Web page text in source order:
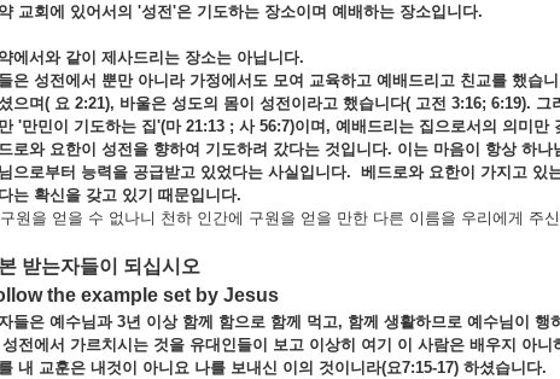
교회에 있어서의 '성전'은 기도하는 장소이며 예배하는 장소입니다.
에서와 같이 제사드리는 장소는 아닙니다.
은 성전에서 뿐만 아니라 가정에서도 모여 교육하고 예배드리고 친교를 했습
으며( 요 2:21), 바울은 성도의 몸이 성전이라고 했습니다( 고전 3:16; 6:19).
'만민이 기도하는 집'(마 21:13 ; 사 56:7)이며, 예배드리는 집으로서의 의미만
로와 요한이 성전을 향하여 기도하려 갔다는 것입니다. 이는 마음이 항상 하나
으로부터 능력을 공급받고 있었다는 사실입니다. 베드로와 요한이 가지고 있
는 확신을 갖고 있기 때문입니다.
원을 얻을 수 없나니 천하 인간에 구원을 얻을 만한 다른 이름을 우리에게 주
받는자들이 되십시오
the example set by Jesus
들은 예수님과3년 이상 함께 함으로 함께 먹고, 함께 생활하므로 예수님이 행
전에서 가르치시는 것을 유대인들이 보고 이상히 여기 이 사람은 배우지 아
내 교훈은 내것이 아니요 나를 보내신 이의 것이니라(요7:15-17) 하셨습니다.